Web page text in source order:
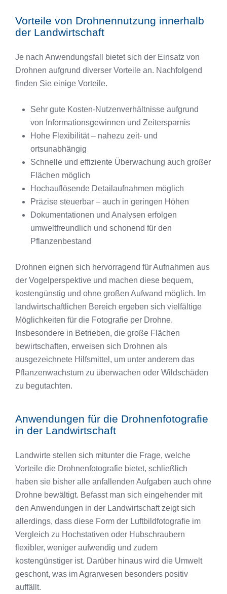
Vorteile von Drohnennutzung innerhalb
der Landwirtschaft
Je nach Anwendungsfall bietet sich der Einsatz von
Drohnen aufgrund diverser Vorteile an. Nachfolgend
finden Sie einige Vorteile.
Sehr gute Kosten-Nutzenverhältnisse aufgrund
von Informationsgewinnen und Zeitersparnis
Hohe Flexibilität – nahezu zeit- und
ortsunabhängig
Schnelle und effiziente Überwachung auch großer
Flächen möglich
Hochauflösende Detailaufnahmen möglich
Präzise steuerbar – auch in geringen Höhen
Dokumentationen und Analysen erfolgen
umweltfreundlich und schonend für den
Pflanzenbestand
Drohnen eignen sich hervorragend für Aufnahmen aus
der Vogelperspektive und machen diese bequem,
kostengünstig und ohne großen Aufwand möglich. Im
landwirtschaftlichen Bereich ergeben sich vielfältige
Möglichkeiten für die Fotografie per Drohne.
Insbesondere in Betrieben, die große Flächen
bewirtschaften, erweisen sich Drohnen als
ausgezeichnete Hilfsmittel, um unter anderem das
Pflanzenwachstum zu überwachen oder Wildschäden
zu begutachten.
Anwendungen für die Drohnenfotografie
in der Landwirtschaft
Landwirte stellen sich mitunter die Frage, welche
Vorteile die Drohnenfotografie bietet, schließlich
haben sie bisher alle anfallenden Aufgaben auch ohne
Drohne bewältigt. Befasst man sich eingehender mit
den Anwendungen in der Landwirtschaft zeigt sich
allerdings, dass diese Form der Luftbildfotografie im
Vergleich zu Hochstativen oder Hubschraubern
flexibler, weniger aufwendig und zudem
kostengünstiger ist. Darüber hinaus wird die Umwelt
geschont, was im Agrarwesen besonders positiv
auffällt.